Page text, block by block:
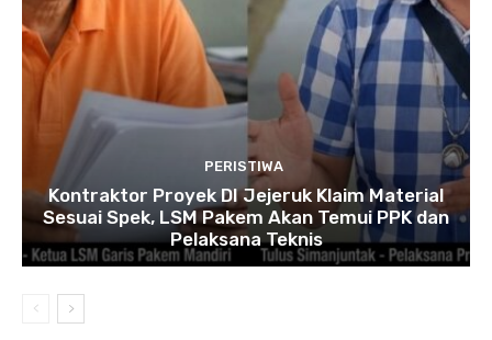
PERISTIWA
Kontraktor Proyek DI Jejeruk Klaim Material
Sesuai Spek, LSM Pakem Akan Temui PPK dan
Pelaksana Teknis